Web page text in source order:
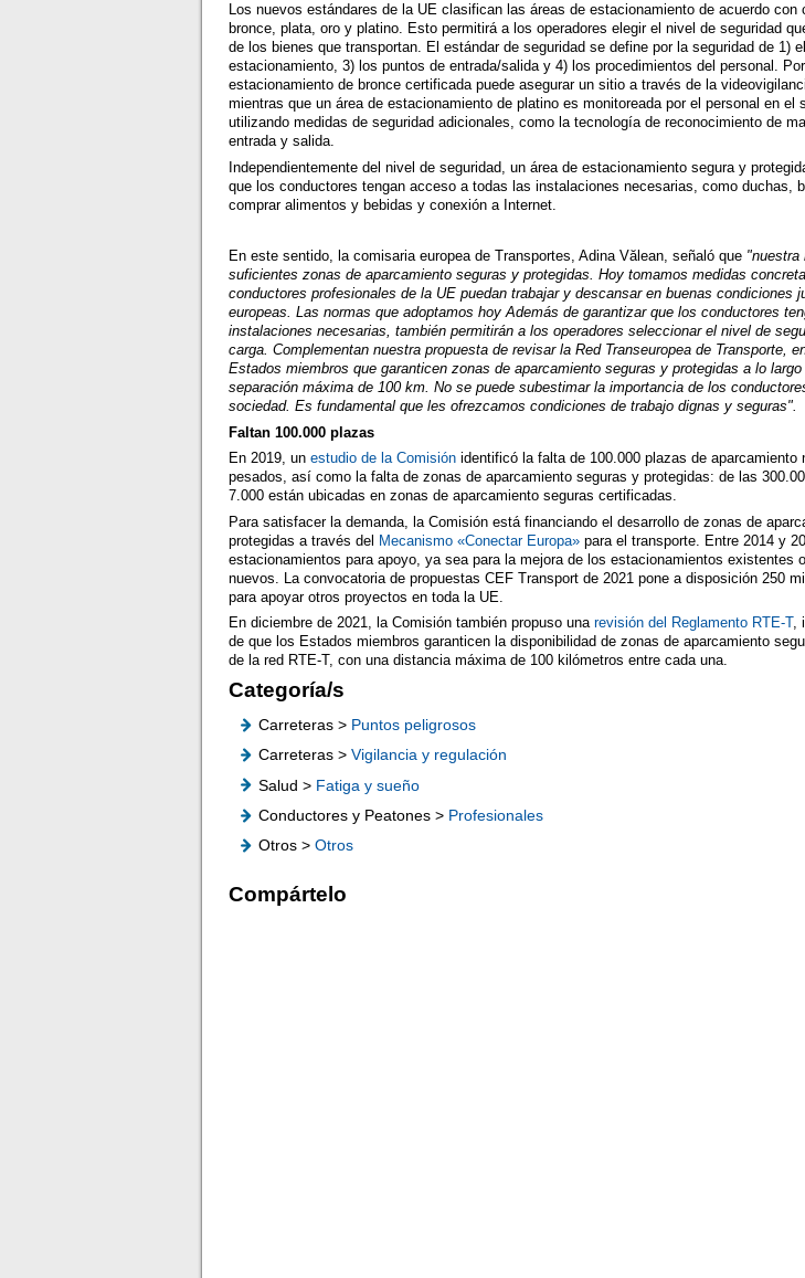
Los nuevos estándares de la UE clasifican las áreas de estacionamiento de acuerdo con
bronce, plata, oro y platino. Esto permitirá a los operadores elegir el nivel de seguridad
de los bienes que transportan. El estándar de seguridad se define por la seguridad de 1)
estacionamiento, 3) los puntos de entrada/salida y 4) los procedimientos del personal.
estacionamiento de bronce certificada puede asegurar un sitio a través de la
mientras que un área de estacionamiento de platino es monitoreada por el personal en el
utilizando medidas de seguridad adicionales, como la tecnología de reconocimiento de
entrada y salida.
Independientemente del nivel de seguridad, un área de estacionamiento segura y
que los conductores tengan acceso a todas las instalaciones necesarias, como duchas,
comprar alimentos y bebidas y conexión a Internet.
En este sentido, la comisaria europea de Transportes, Adina Vălean, señaló que "nuestra
suficientes zonas de aparcamiento seguras y protegidas. Hoy tomamos medidas
conductores profesionales de la UE puedan trabajar y descansar en buenas condiciones
europeas. Las normas que adoptamos hoy Además de garantizar que los conductores
instalaciones necesarias, también permitirán a los operadores seleccionar el nivel de
carga. Complementan nuestra propuesta de revisar la Red Transeuropea de Transporte,
Estados miembros que garanticen zonas de aparcamiento seguras y protegidas a lo
separación máxima de 100 km. No se puede subestimar la importancia de los
sociedad. Es fundamental que les ofrezcamos condiciones de trabajo dignas y seguras".
Faltan 100.000 plazas
En 2019, unestudio de la Comisión identificó la falta de 100.000 plazas de aparcamiento
pesados, así como la falta de zonas de aparcamiento seguras y protegidas: de las
7.000 están ubicadas en zonas de aparcamiento seguras certificadas.
Para satisfacer la demanda, la Comisión está financiando el desarrollo de zonas de
protegidas a través del Mecanismo «Conectar Europa» para el transporte. Entre 2014 y
estacionamientos para apoyo, ya sea para la mejora de los estacionamientos existentes
nuevos. La convocatoria de propuestas CEF Transport de 2021 pone a disposición 250
para apoyar otros proyectos en toda la UE.
En diciembre de 2021, la Comisión también propuso unarevisión del Reglamento RTE-T,
de que los Estados miembros garanticen la disponibilidad de zonas de aparcamiento
de la red RTE-T, con una distancia máxima de 100 kilómetros entre cada una.
Categoría/s
Carreteras > Puntos peligrosos
Carreteras >Vigilancia y regulación
Salud > Fatiga y sueño
Conductores y Peatones > Profesionales
Otros >Otros
Compártelo